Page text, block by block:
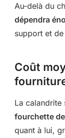
Au-delà du
dépendra
support et
Coût
La calandrite
fourchette
quant à lui,